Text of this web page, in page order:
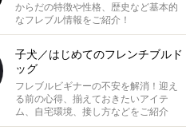
からだの特徴や性格、歴史など基本的
なフレブル情報をご紹介！
子犬／はじめてのフレンチブルド
ッグ
フレブルビギナーの不安を解消！迎え
る前の心得、揃えておきたいアイテ
ム、自宅環境、接し方などをご紹介